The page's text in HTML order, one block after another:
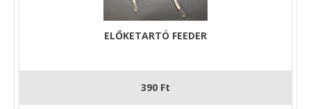
ELŐKETARTÓ FEEDER
390 Ft